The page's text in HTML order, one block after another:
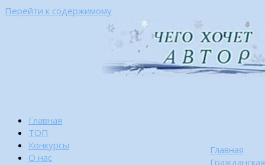
Перейти к содержимому
Главная
ТОП
Конкурсы
О нас
Главная
Гражданская